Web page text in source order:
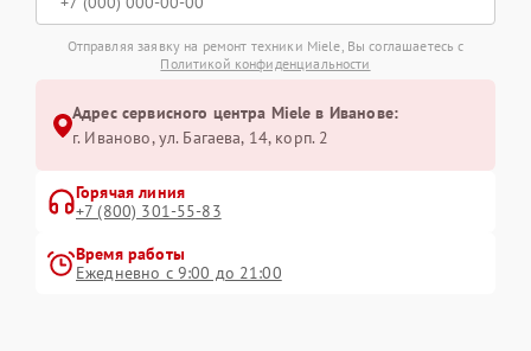
Отправляя заявку на ремонт техники Miele, Вы соглашаетесь с
Политикой конфиденциальности
Адрес сервисного центра Miele в Иванове:
г. Иваново, ул. Багаева, 14, корп. 2
Горячая линия
+7 (800) 301-55-83
Время работы
Ежедневно с 9:00 до 21:00